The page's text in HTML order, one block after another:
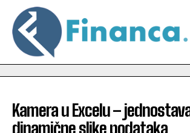
Kamera u Excelu –
dinamične slike podataka